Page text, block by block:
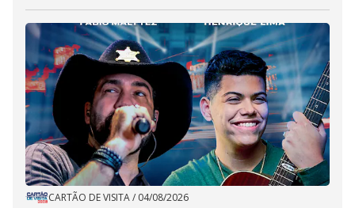
CARTÃO DE VISITA/ 04/08/2026